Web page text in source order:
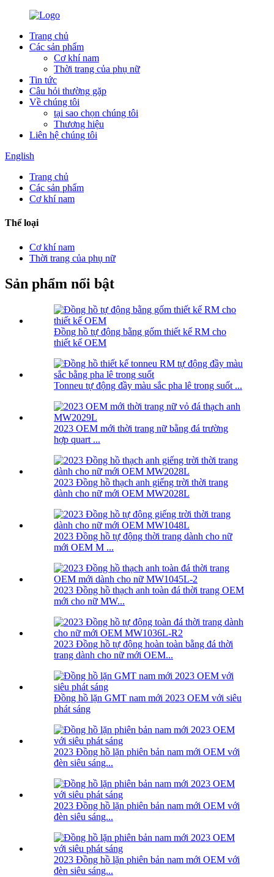
Trang chủ
Các sản phẩm
Cơ khí nam
Thời trang của phụ nữ
Tin tức
Câu hỏi thường gặp
Về chúng tôi
tại sao chọn chúng tôi
Thương hiệu
Liên hệ chúng tôi
English
Trang chủ
Các sản phẩm
Cơ khí nam
Thể loại
Cơ khí nam
Thời trang của phụ nữ
Sản phẩm nổi bật
Đồng hồ tự động bằng gốm thiết kế RM cho
thiết kế OEM
Tonneu tự động đầy màu sắc pha lê trong suốt ...
2023 OEM mới thời trang nữ bằng đá trường
hợp quart ...
2023 Đồng hồ thạch anh giếng trời thời trang
dành cho nữ mới OEM MW2028L
2023 Đồng hồ tự động thời trang dành cho nữ
mới OEM M ...
2023 Đồng hồ thạch anh toàn đá thời trang OEM
mới cho nữ MW...
2023 Đồng hồ tự động hoàn toàn bằng đá thời
trang dành cho nữ mới OEM...
Đồng hồ lặn GMT nam mới 2023 OEM với siêu
phát sáng
2023 Đồng hồ lặn phiên bản nam mới OEM với
đèn siêu sáng...
2023 Đồng hồ lặn phiên bản nam mới OEM với
đèn siêu sáng...
2023 Đồng hồ lặn phiên bản nam mới OEM với
đèn siêu sáng...